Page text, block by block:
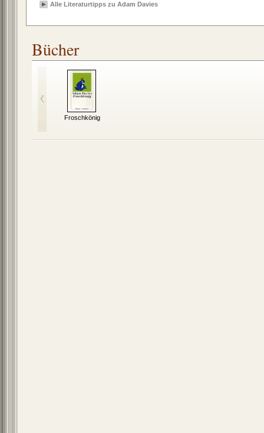
Alle Literaturtipps zu Adam Davies
Bücher
Froschkönig